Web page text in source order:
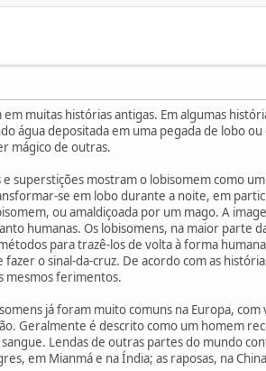
em muitas histórias antigas. Em algumas
água depositada em uma pegada de lobo
mágico de outras.
superstições mostram o lobisomem como
se em lobo durante a noite, em
ou amaldiçoada por um mago. A
humanas. Os lobisomens, na maior parte
para trazê-los de volta à forma
fazer o sinal-da-cruz. De acordo com as
mesmos ferimentos.
já foram muito comuns na Europa,
Geralmente é descrito como um homem
Lendas de outras partes do mundo
em Mianmá e na Índia; as raposas, na